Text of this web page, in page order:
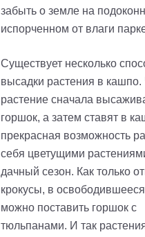
забыть о земле на
испорченном от влаги
Существует несколько
высадки растения в
растение сначала
горшок, а затем ставят в
прекрасная возможность
себя цветущими
дачный сезон. Как только
крокусы, в
можно поставить горшок с
тюльпанами. И так